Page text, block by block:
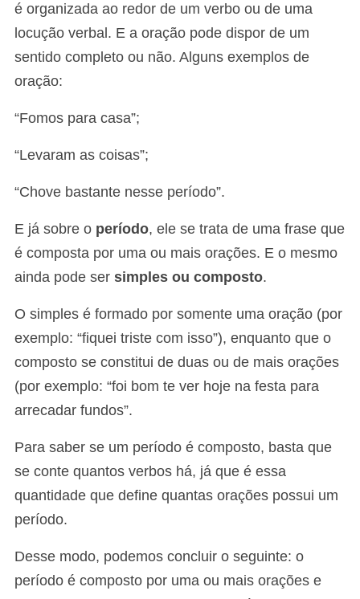
é organizada ao redor de um verbo ou de uma
locução verbal. E a oração pode dispor de um
sentido completo ou não. Alguns exemplos de
oração:
“Fomos para casa”;
“Levaram as coisas”;
“Chove bastante nesse período”.
E já sobre o período, ele se trata de uma frase que
é composta por uma ou mais orações. E o mesmo
ainda pode ser simples ou composto.
O simples é formado por somente uma oração (por
exemplo: “fiquei triste com isso”), enquanto que o
composto se constitui de duas ou de mais orações
(por exemplo: “foi bom te ver hoje na festa para
arrecadar fundos”.
Para saber se um período é composto, basta que
se conte quantos verbos há, já que é essa
quantidade que define quantas orações possui um
período.
Desse modo, podemos concluir o seguinte: o
período é composto por uma ou mais orações e